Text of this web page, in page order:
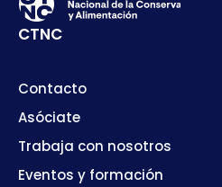
CTNC
Contacto
Asóciate
Trabaja con nosotros
Eventos y formación